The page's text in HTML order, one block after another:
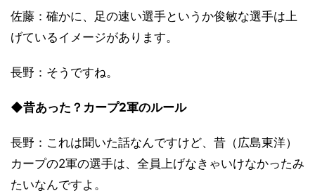
佐藤：確かに、足の速い選手というか俊敏な選手は上
げているイメージがあります。
長野：そうですね。
◆昔あった？カープ2軍のルール
長野：これは聞いた話なんですけど、昔（広島東洋）
カープの2軍の選手は、全員上げなきゃいけなかったみ
たいなんですよ。